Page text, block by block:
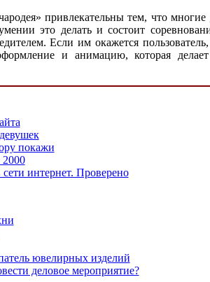
привлекательны тем, что многие
это делать и состоит
Если им окажется
и анимацию, которая
покажи
сети интернет. Проверено
ювелирных изделий
деловое мероприятие?